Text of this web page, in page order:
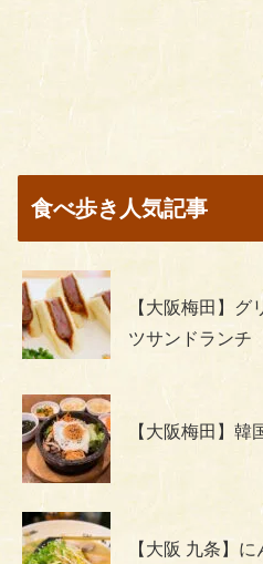
食べ歩き人気記事
【大阪梅田】グ
ツサンドランチ
【大阪梅田】韓
【大阪 九条】